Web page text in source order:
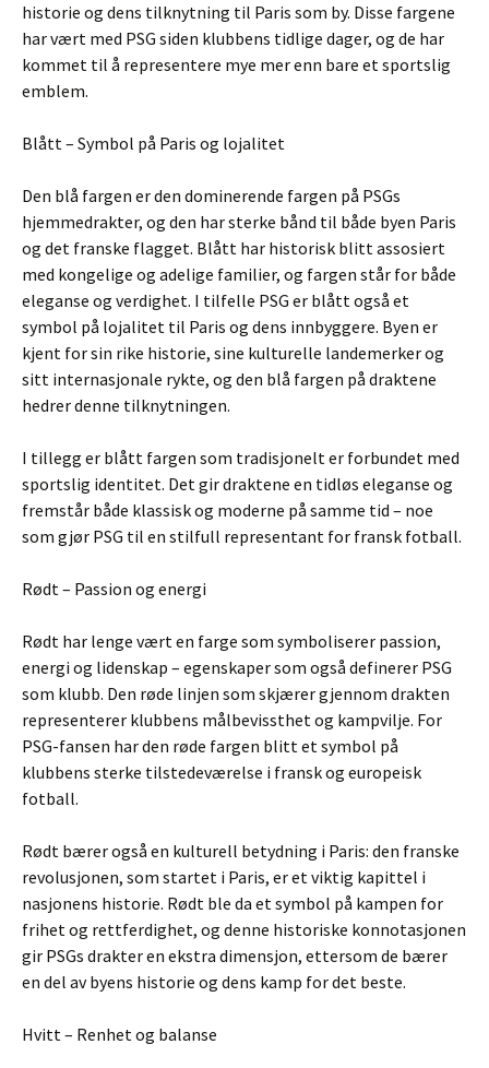
historie og dens tilknytning til Paris som by. Disse fargene
har vært med PSG siden klubbens tidlige dager, og de har
kommet til å representere mye mer enn bare et sportslig
emblem.
Blått – Symbol på Paris og lojalitet
Den blå fargen er den dominerende fargen på PSGs
hjemmedrakter, og den har sterke bånd til både byen Paris
og det franske flagget. Blått har historisk blitt assosiert
med kongelige og adelige familier, og fargen står for både
eleganse og verdighet. I tilfelle PSG er blått også et
symbol på lojalitet til Paris og dens innbyggere. Byen er
kjent for sin rike historie, sine kulturelle landemerker og
sitt internasjonale rykte, og den blå fargen på draktene
hedrer denne tilknytningen.
I tillegg er blått fargen som tradisjonelt er forbundet med
sportslig identitet. Det gir draktene en tidløs eleganse og
fremstår både klassisk og moderne på samme tid – noe
som gjør PSG til en stilfull representant for fransk fotball.
Rødt – Passion og energi
Rødt har lenge vært en farge som symboliserer passion,
energi og lidenskap – egenskaper som også definerer PSG
som klubb. Den røde linjen som skjærer gjennom drakten
representerer klubbens målbevissthet og kampvilje. For
PSG-fansen har den røde fargen blitt et symbol på
klubbens sterke tilstedeværelse i fransk og europeisk
fotball.
Rødt bærer også en kulturell betydning i Paris: den franske
revolusjonen, som startet i Paris, er et viktig kapittel i
nasjonens historie. Rødt ble da et symbol på kampen for
frihet og rettferdighet, og denne historiske konnotasjonen
gir PSGs drakter en ekstra dimensjon, ettersom de bærer
en del av byens historie og dens kamp for det beste.
Hvitt – Renhet og balanse